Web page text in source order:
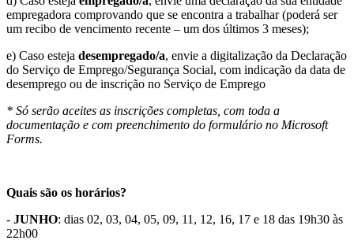
empregadora comprovando que se encontra a trabalhar (poderá ser
um recibo de vencimento recente – um dos últimos 3 meses);
e) Caso esteja desempregado/a, envie a digitalização da Declaração
do Serviço de Emprego/Segurança Social, com indicação da data de
desemprego ou de inscrição no Serviço de Emprego
* Só serão aceites as inscrições completas, com toda a
documentação e com preenchimento do formulário no Microsoft
Forms.
Quais são os horários?
- JUNHO: dias 02, 03, 04, 05, 09, 11, 12, 16, 17 e 18 das 19h30 às
22h00